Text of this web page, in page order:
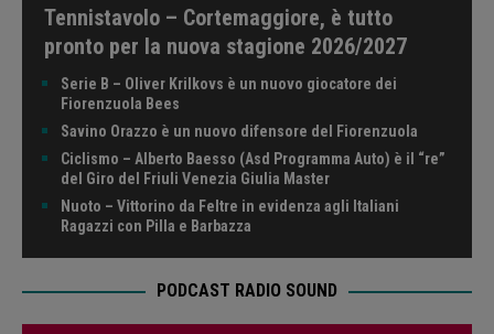
Tennistavolo – Cortemaggiore, è tutto
pronto per la nuova stagione 2026/2027
Serie B – Oliver Krilkovs è un nuovo giocatore dei
Fiorenzuola Bees
Savino Orazzo è un nuovo difensore del Fiorenzuola
Ciclismo – Alberto Baesso (Asd Programma Auto) è il “re”
del Giro del Friuli Venezia Giulia Master
Nuoto – Vittorino da Feltre in evidenza agli Italiani
Ragazzi con Pilla e Barbazza
PODCAST RADIO SOUND